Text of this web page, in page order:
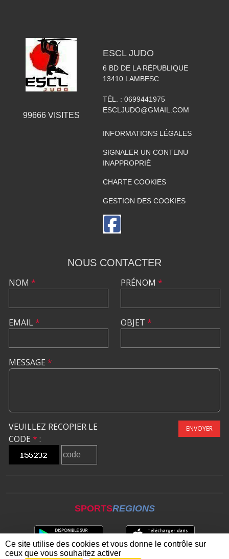
99666VISITES
ESCL JUDO
6 BD DE LA RÉPUBLIQUE
13410 LAMBESC
TÉL. : 0699441975
ESCLJUDO@GMAIL.COM
INFORMATIONS LÉGALES
SIGNALER UN CONTENU
INAPPROPRIÉ
CHARTE COOKIES
GESTION DES COOKIES
NOUS CONTACTER
NOM *
EMAIL*
PRÉNOM *
OBJET *
MESSAGE *
VEUILLEZ RECOPIER LE
CODE * :
ENVOYER
SPORTSREGIONS
Ce site utilise des cookies et vous donne le contrôle sur
ceux que vous souhaitez activer